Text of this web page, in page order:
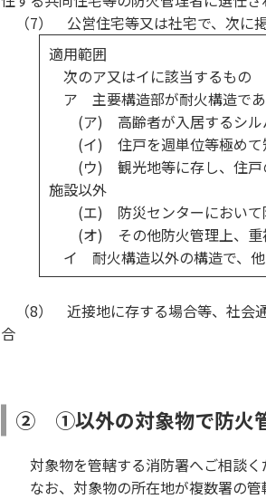
（7） 公営住宅等又は社宅で、次に
適用範囲
次のア又はイに該当するもの
ア 主要構造部が耐火構造であ
(ア) 高齢者が入居するシル
(イ) 住戸を週単位等極めて短
(ウ) 観光地等に存し、住戸の
施設以外
(エ) 防災センターにおいて防
(オ) その他防火管理上、重複
イ 耐火構造以外の構造で、他
（8） 近接地に存する場合等、社会
合
② ①以外の対象物で防火
対象物を管轄する消防署へご相談く
なお、対象物の所在地が複数署の